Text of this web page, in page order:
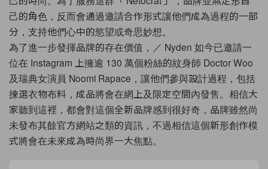
己的角色，反而會通過邀請合作形式讓他們成為過程的一部
分，支持他們心中的慾望或奇思妙想。
為了進一步發揮品牌的存在價值，／ Nyden 如今已邀請一
位在 Instagram 上擁逾 130 萬個粉絲的紋身師 Doctor Woo
及瑞典女演員 Noomi Rapace，讓他們參與設計過程，包括
揀選衣物布料，成品將會在網上及限定空間內發售。相信大
家聽到這裡，都會對這個全新品牌感到很好奇，品牌雖然尚
未發布其餘官方網站之類的資訊，不過相信這個新形創作模
式將會在未來成為時尚界一大焦點。